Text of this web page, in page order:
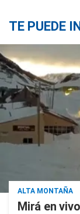
TE PUEDE
ALTA MONTAÑA
Mirá en